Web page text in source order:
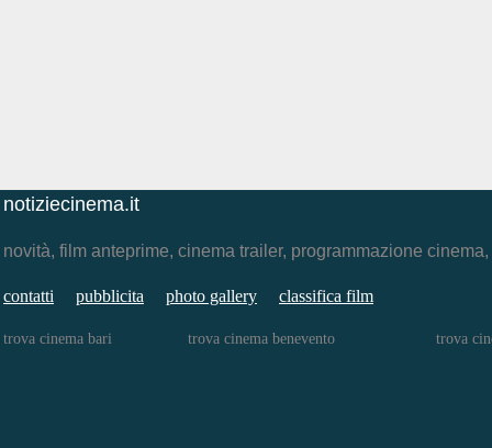
notiziecinema.it
novità, film anteprime, cinema trailer, programmazione
contatti pubblicita photo gallery classifica film
trova cinema bari trova cinema benevento trova